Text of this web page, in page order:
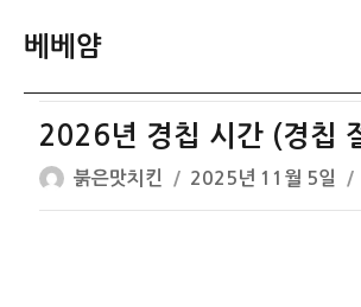
베베얌
2026년 경칩 시간 (경칩
글
쓴
붉은맛치킨
작
성
2025년 11월 5일